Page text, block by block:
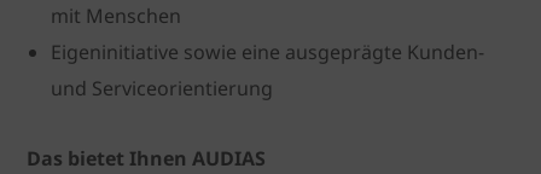
mit Menschen
Eigeninitiative sowie eine ausgeprägte Kunden-
und Serviceorientierung
Das bietet Ihnen AUDIAS